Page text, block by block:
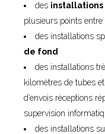
des
plusieurs points entre
des installations
de fond
des installations
kilomètres de tubes
d’envois réceptions
supervision
des installations